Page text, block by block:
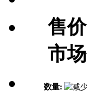
售价
市
数量: